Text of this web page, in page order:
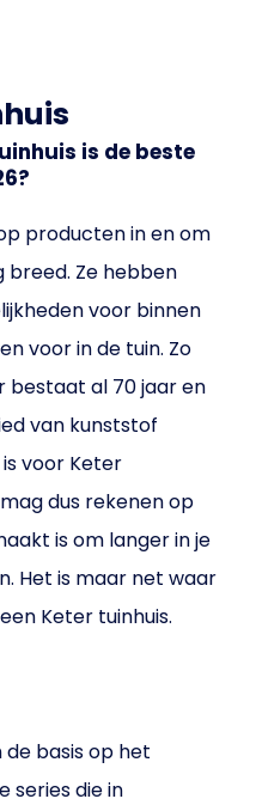
is de beste
producten in en om
breed. Ze hebben
voor binnen
voor in de tuin. Zo
bestaat al 70 jaar en
van kunststof
voor Keter
dus rekenen op
is om langer in je
Het is maar net waar
Keter tuinhuis.
de basis op het
series die in